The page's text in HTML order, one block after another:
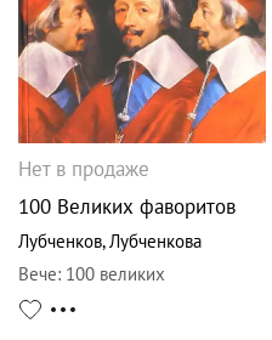
Нет в продаже
100 Великих фаворитов
Лубченков,Лубченкова
Вече: 100 великих